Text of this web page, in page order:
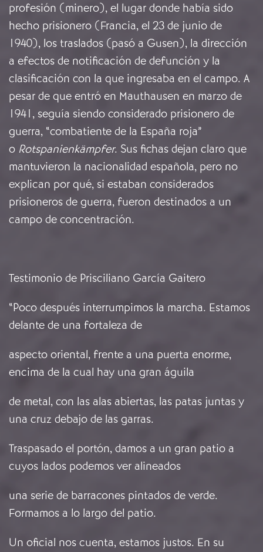
profesión (minero), el lugar donde había sido
hecho prisionero (Francia, el 23 de junio de
1940), los traslados (pasó a Gusen), la dirección
a efectos de notificación de defunción y la
clasificación con la que ingresaba en el campo. A
pesar de que entró en Mauthausen en marzo de
1941, seguía siendo considerado prisionero de
guerra, “combatiente de la España roja”
o Rotspanienkämpfer. Sus fichas dejan claro que
mantuvieron la nacionalidad española, pero no
explican por qué, si estaban considerados
prisioneros de guerra, fueron destinados a un
campo de concentración.
Testimonio de Prisciliano García Gaitero
“Poco después interrumpimos la marcha. Estamos
delante de una fortaleza de
aspecto oriental, frente a una puerta enorme,
encima de la cual hay una gran águila
de metal, con las alas abiertas, las patas juntas y
una cruz debajo de las garras.
Traspasado el portón, damos a un gran patio a
cuyos lados podemos ver alineados
una serie de barracones pintados de verde.
Formamos a lo largo del patio.
Un oficial nos cuenta, estamos justos. En su